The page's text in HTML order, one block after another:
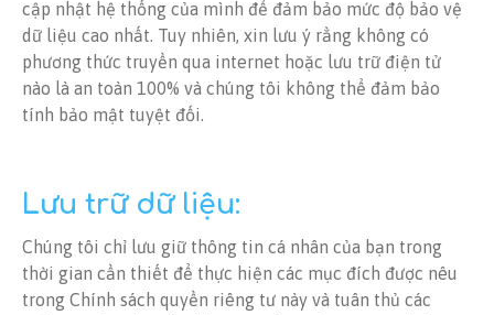
cập nhật hệ thống của mình để đảm bảo mức độ bảo vệ
dữ liệu cao nhất. Tuy nhiên, xin lưu ý rằng không có
phương thức truyền qua internet hoặc lưu trữ điện tử
nào là an toàn 100% và chúng tôi không thể đảm bảo
tính bảo mật tuyệt đối.
Lưu trữ dữ liệu:
Chúng tôi chỉ lưu giữ thông tin cá nhân của bạn trong
thời gian cần thiết để thực hiện các mục đích được nêu
trong Chính sách quyền riêng tư này và tuân thủ các